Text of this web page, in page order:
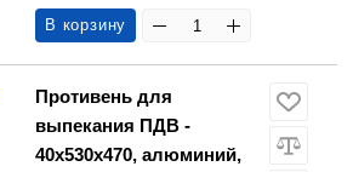
В корзину
Противень для
выпекания ПДВ -
40х530х470, алюминий,